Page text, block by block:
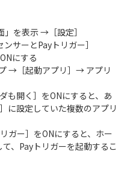
を表示 →［設定］
サーとPayトリガー］
にする
→［起動アプリ］→ アプリ
も開く］をONにすると、あ
に設定していた複数のアプリ
ガー］をONにすると、ホー
、Payトリガーを起動するこ